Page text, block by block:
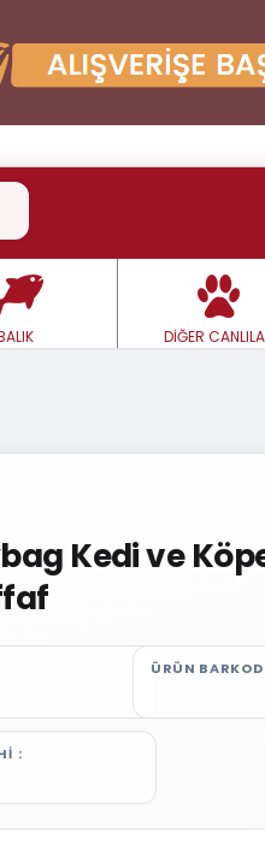
DİĞER
Kedi ve
ÜRÜN BARKOD